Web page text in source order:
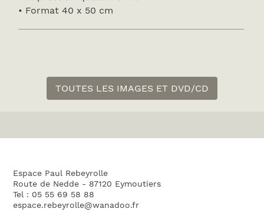
• Format 40 x 50 cm
TOUTES LES IMAGES ET DVD/CD
Espace Paul Rebeyrolle
Route de Nedde - 87120 Eymoutiers
Tel : 05 55 69 58 88
espace.rebeyrolle@wanadoo.fr